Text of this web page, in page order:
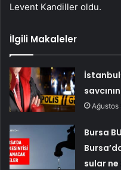
Levent Kandiller oldu.
İlgili Makaleler
Ağustos
Bursa
sular